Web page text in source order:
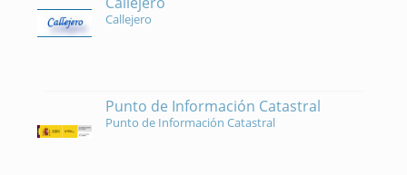
Callejero
Punto de Información Catastral
Punto de Información Catastral